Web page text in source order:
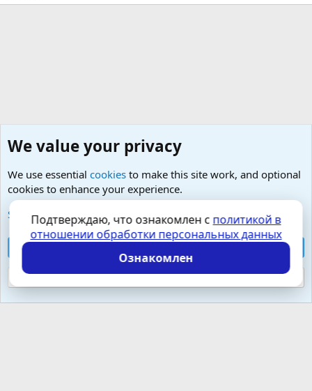
Психология и отношения, включая сексуальность.
Cookies
Russian (RU)
Условия и правила
Политика конфиденциальности
Помощь
S
S
Локализация отXenForo.Info
We value your privacy
We use essential cookies to make this site work, and optional
cookies to enhance your experience.
See further information and configure your preferences
Reject optional cookies
Подтверждаю, что ознакомлен с политикой в
отношении обработки персональных данных
Ознакомлен